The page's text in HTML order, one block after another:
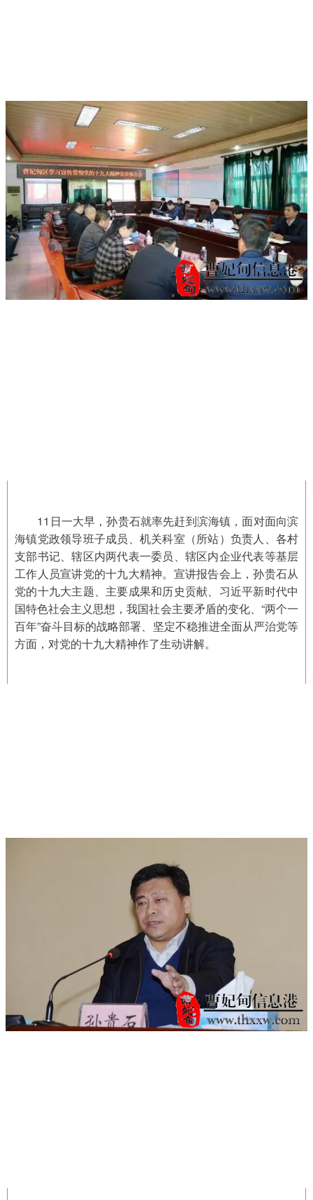
11日一大早，孙贵石就率先赶到滨海镇，面对面向滨
海镇党政领导班子成员、机关科室（所站）负责人、各村
支部书记、辖区内两代表一委员、辖区内企业代表等基层
工作人员宣讲党的十九大精神。宣讲报告会上，孙贵石从
党的十九大主题、主要成果和历史贡献、习近平新时代中
国特色社会主义思想，我国社会主要矛盾的变化、“两个一
百年”奋斗目标的战略部署、坚定不稳推进全面从严治党等
方面，对党的十九大精神作了生动讲解。